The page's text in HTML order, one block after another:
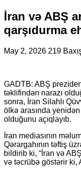
İran və ABŞ
qarşıdurma
May 2, 2026 219
GADTB: ABŞ
təklifindən narazı
sonra, İran Silahlı
ölkə arasında yenidən
olduğunu açıqlayıb.
İran mediasının
Qərargahının təftiş
bildirib ki, “İran və
və təcrübə göstərir ki,